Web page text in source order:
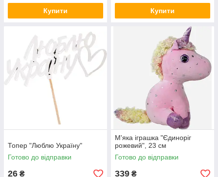
Купити Купити
Топер "Люблю Україну"
Готово до відправки
26 ₴
М'яка іграшка "Єдиноріг
рожевий", 23 см
Готово до відправки
339 ₴